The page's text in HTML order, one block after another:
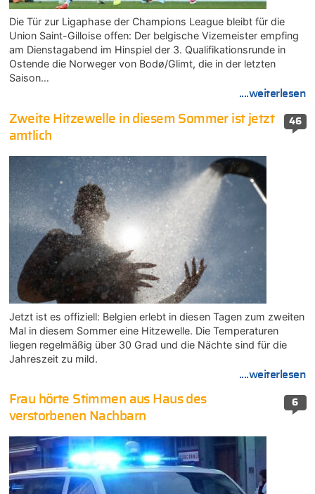
Die Tür zur Ligaphase der Champions League bleibt für die
Union Saint-Gilloise offen: Der belgische Vizemeister empfing
am Dienstagabend im Hinspiel der 3. Qualifikationsrunde in
Ostende die Norweger von Bodø/Glimt, die in der letzten
Saison…
....weiterlesen
46
Zweite Hitzewelle in diesem Sommer ist jetzt
amtlich
Jetzt ist es offiziell: Belgien erlebt in diesen Tagen zum zweiten
Mal in diesem Sommer eine Hitzewelle. Die Temperaturen
liegen regelmäßig über 30 Grad und die Nächte sind für die
Jahreszeit zu mild.
....weiterlesen
6
Frau hörte Stimmen aus Haus des
verstorbenen Nachbarn